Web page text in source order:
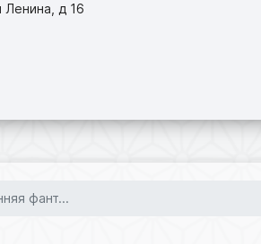
Ленина, д 16
фант...